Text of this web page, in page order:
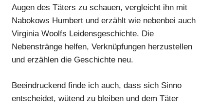
Augen des Täters zu schauen, vergleicht ihn mit
Nabokows Humbert und erzählt wie nebenbei auch
Virginia Woolfs Leidensgeschichte. Die
Nebenstränge helfen, Verknüpfungen herzustellen
und erzählen die Geschichte neu.
Beeindruckend finde ich auch, dass sich Sinno
entscheidet, wütend zu bleiben und dem Täter